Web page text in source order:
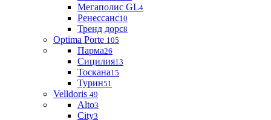
Мегаполис GL4
Ренессанс10
Тренд дорс8
Optima Porte 105
Парма26
Сицилия13
Тоскана15
Турин51
Velldoris 49
Alto3
City3